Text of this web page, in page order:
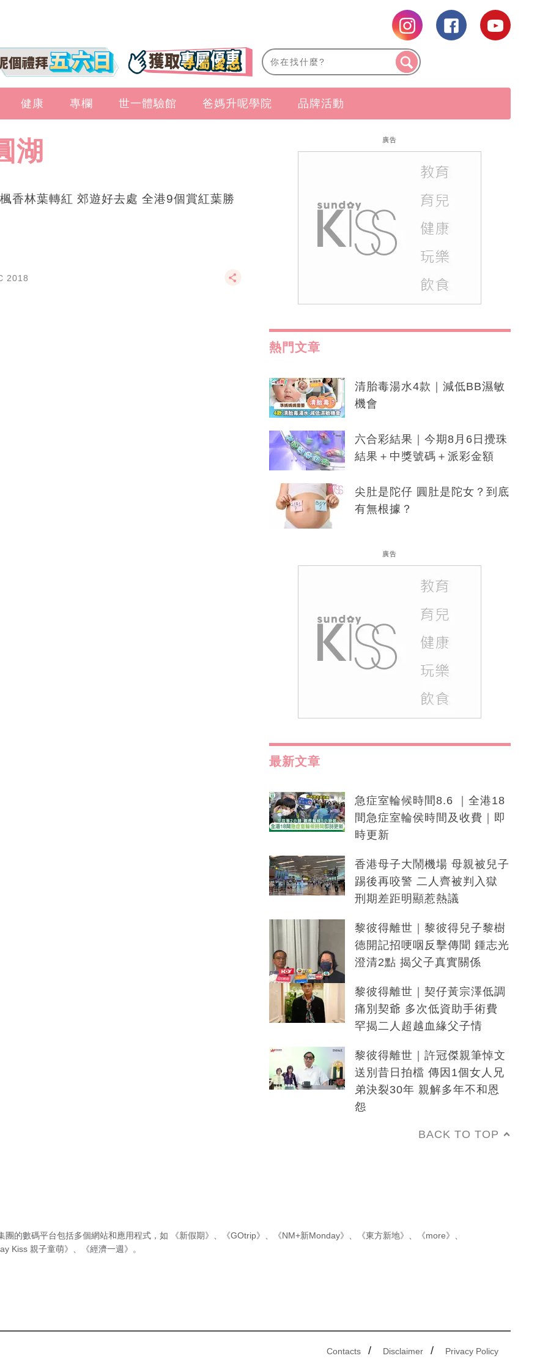
健康 專欄 世一體驗館 爸媽升呢學院 品牌活動
湖
香林葉轉紅 郊遊好去處 全港9個賞紅葉勝
2018
廣告
熱門文章
清胎毒湯水4款｜減低BB濕敏
機會
六合彩結果｜今期8月6日攪珠
結果＋中獎號碼＋派彩金額
尖肚是陀仔 圓肚是陀女？到底
有無根據？
廣告
最新文章
急症室輪候時間8.6 ｜全港18
間急症室輪侯時間及收費｜即
時更新
香港母子大鬧機場 母親被兒子
踢後再咬警 二人齊被判入獄
刑期差距明顯惹熱議
黎彼得離世｜黎彼得兒子黎樹
德開記招哽咽反擊傳聞 鍾志光
澄清2點 揭父子真實關係
黎彼得離世｜契仔黃宗澤低調
痛別契爺 多次低資助手術費
罕揭二人超越血緣父子情
黎彼得離世｜許冠傑親筆悼文
送別昔日拍檔 傳因1個女人兄
弟決裂30年 親解多年不和恩
怨
BACK TO TOP
團的數碼平台包括多個網站和應用程式，如 《新假期》 《GOtrip》 《NM+新Monday》 《東方新地》 《more》
Kiss 親子童萌》
《經濟一週》 。
Contacts / Disclaimer / Privacy Policy